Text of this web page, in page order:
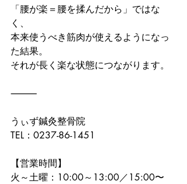
「腰が楽＝腰を揉んだから」ではな
く、
本来使うべき筋肉が使えるようになっ
た結果。
それが長く楽な状態につながります。
⸻
うぃず鍼灸整骨院
TEL：0237-86-1451
【営業時間】
火～土曜：10:00～13:00／15:00〜